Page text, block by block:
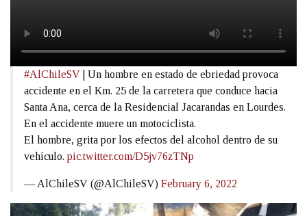
#AlChileSV | Un hombre en estado de ebriedad provoca
accidente en el Km. 25 de la carretera que conduce hacia
Santa Ana, cerca de la Residencial Jacarandas en Lourdes.
En el accidente muere un motociclista.
El hombre, grita por los efectos del alcohol dentro de su
vehículo. pic.twitter.com/D5jv76zTNp
— AlChileSV (@AlChileSV) February 6, 2022